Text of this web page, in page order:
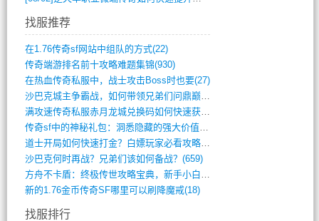
找服推荐
在1.76传奇sf网站中组队的方式(22)
传奇端游排名前十攻略难题集锦(930)
在热血传奇私服中，战士攻击Boss时也要(27)
沙巴克城主争霸战，如何带领兄弟们问鼎巅峰(565)
满攻速传奇私服赤月龙城兑换码如何快速获取(676)
传奇sf中的神秘礼包：洞悉隐藏的强大价值(427)
道士开局如何快速打金？白嫖玩家必看攻略(5)
沙巴克何时再战？兄弟们该如何备战？(659)
方舟不卡盾：终极传世攻略宝典，新手小白逆(495)
新的1.76金币传奇SF哪里可以刷降魔戒(18)
找服排行